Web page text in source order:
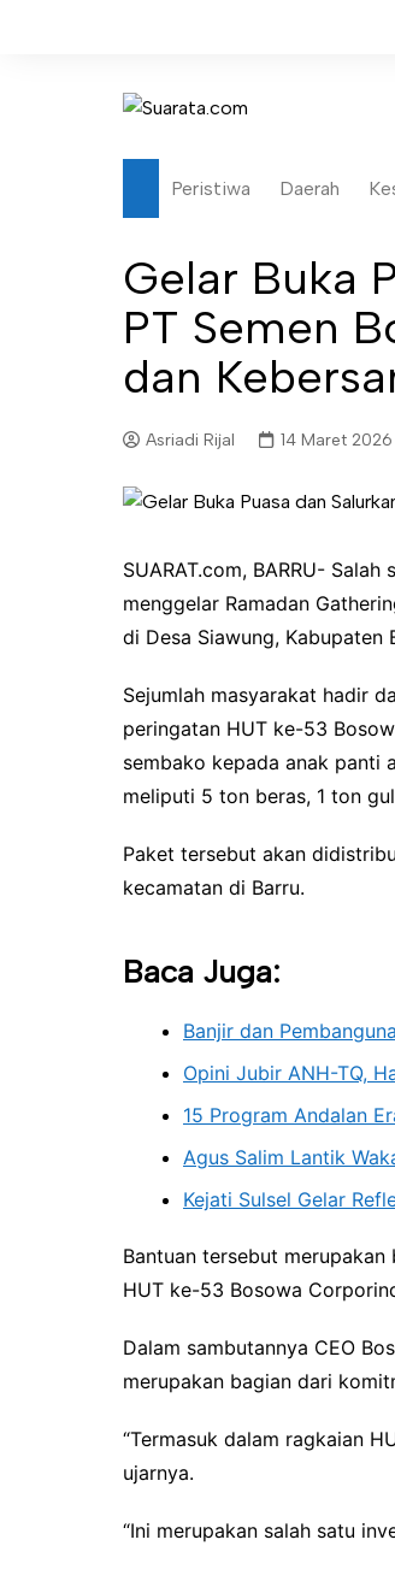
Peristiwa Daerah
Gelar Buka
PT Semen
dan
Asriadi Rijal 14 Maret 2026
SUARAT.com, BARRU-
menggelar Ramadan
di Desa Siawung, Kabupaten
Sejumlah masyarakat hadir
peringatan HUT ke-53
sembako kepada anak panti
meliputi 5 ton beras, 1 ton
Paket tersebut akan
kecamatan di Barru.
Baca Juga:
Banjir dan
Opini Jubir ANH-TQ,
15 Program Andalan
Agus Salim Lantik
Kejati Sulsel Gelar
Bantuan tersebut
HUT ke-53 Bosowa
Dalam sambutannya CEO
merupakan bagian dari
“Termasuk dalam ragkaian
ujarnya.
“Ini merupakan salah satu